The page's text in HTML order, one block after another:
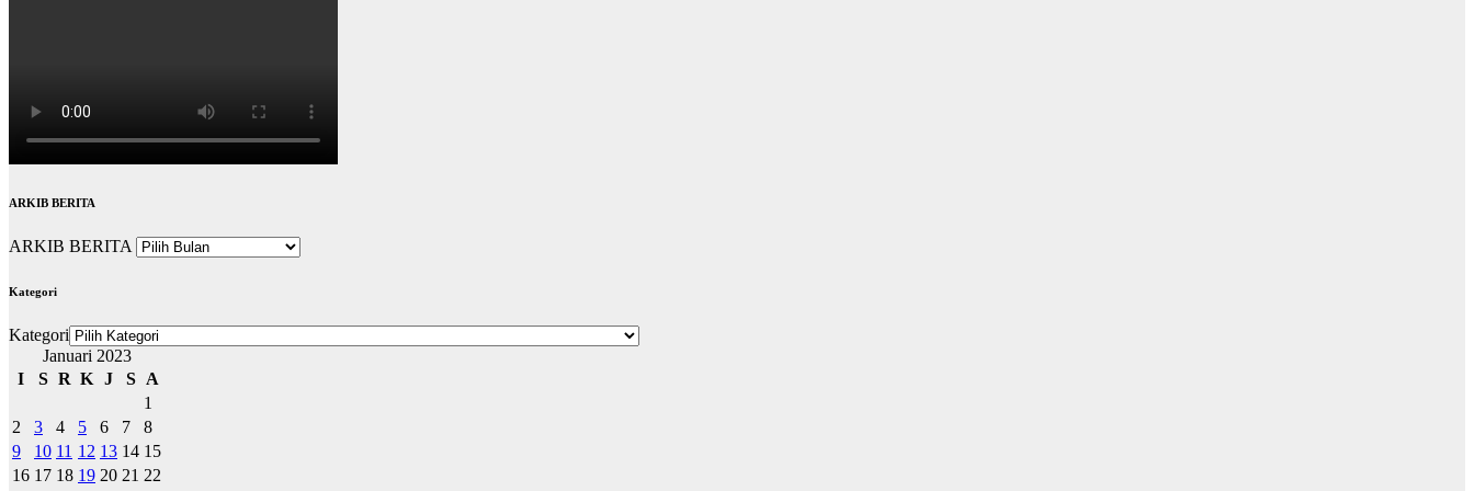
ARKIB BERITA
ARKIB BERITA
Kategori
Kategori
Januari 2023
I
S R K J S
A
1
2
3 4 5 6 7
8
9
10 11 12 13 14 15
16 17 18 19 20 21 22